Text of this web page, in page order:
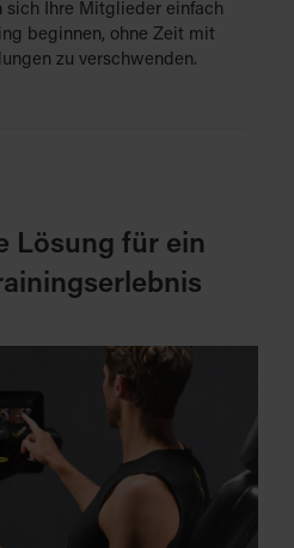
sich Ihre Mitglieder einfach
beginnen, ohne Zeit mit
zu verschwenden.
Lösung für ein